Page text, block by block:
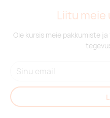
Liitu meie
Ole kursis meie pakkumiste